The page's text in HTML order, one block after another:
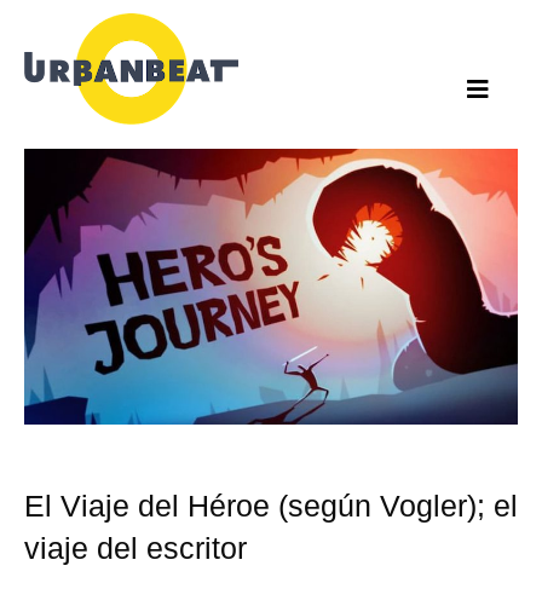
contenido
El Viaje del Héroe (según Vogler); el
viaje del escritor